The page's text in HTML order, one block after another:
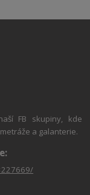
FB skupiny, kde
a galanterie.